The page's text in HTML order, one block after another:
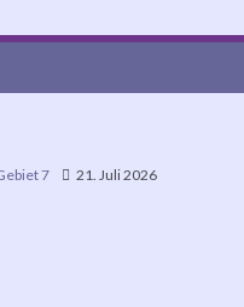
7 21. Juli 2026